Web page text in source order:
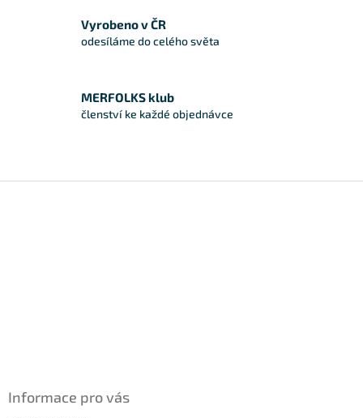
Vyrobeno v ČR
odesíláme do celého světa
MERFOLKS klub
členství ke každé objednávce
Informace pro vás